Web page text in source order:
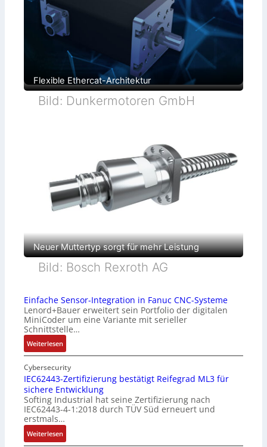
Flexible Ethercat-Architektur
Bild: Dunkermotoren GmbH
Neuer Muttertyp sorgt für mehr Leistung
Bild: Bosch Rexroth AG
Einfache Sensor-Integration in Fanuc CNC-Systeme
Lenord+Bauer erweitert sein Portfolio der digitalen
MiniCoder um eine Variante mit serieller
Schnittstelle…
Weiterlesen:
E
i
n
f
a
c
h
e
S
Cybersecurity
IEC62443-Zertifizierung bestätigt Reifegrad ML3 für
sichere Entwicklung
Softing Industrial hat seine Zertifizierung nach
IEC62443-4-1:2018 durch TÜV Süd erneuert und
erstmals…
Weiterlesen:
I